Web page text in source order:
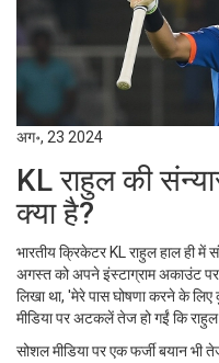
अग॰, 23 2024
KL राहुल की
क्या है?
भारतीय क्रिकेटर KL राहुल हाल ही
अगस्त को अपने इंस्टाग्राम अकाउंट
लिखा था, 'मेरे पास घोषणा करने के
मीडिया पर अटकलें तेज हो गईं कि
सोशल मीडिया पर एक फर्जी बयान भी